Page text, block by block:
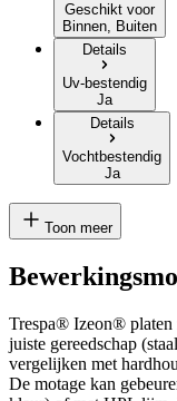
Geschikt voor
Binnen, Buiten
Details
Uv-bestendig
Ja
Details
Vochtbestendig
Ja
Toon meer
Trespa® Izeon® platen
juiste gereedschap
vergelijken met
De motage kan